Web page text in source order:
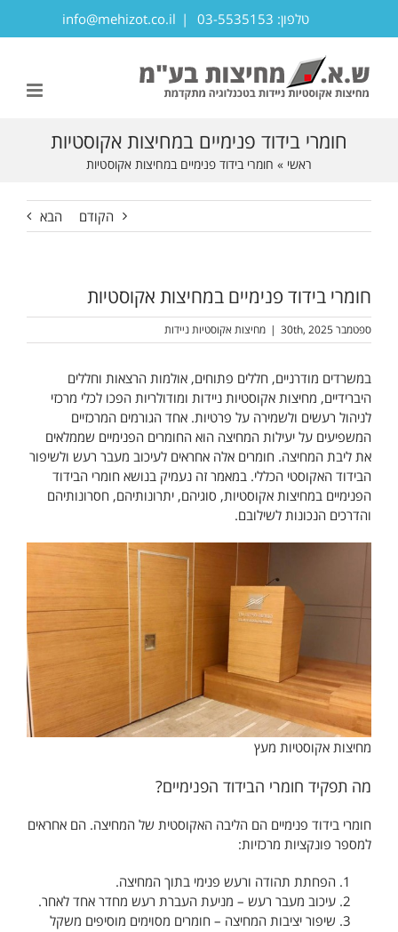
טלפון: 03-5535153 |
info@mehizot.co.il
חומרי בידוד פנימיים במחיצות אקוסטיות
ראשי » חומרי בידוד פנימיים במחיצות אקוסטיות
הקודם הבא
חומרי בידוד פנימיים במחיצות אקוסטיות
ספטמבר 30th, 2025 | מחיצות אקוסטיות ניידות
במשרדים מודרניים, חללים פתוחים, אולמות הרצאות וחללים
היברידיים, מחיצות אקוסטיות ניידות ומודולריות הפכו לכלי מרכזי
לניהול רעשים ולשמירה על פרטיות. אחד הגורמים המרכזיים
המשפיעים על יעילות המחיצה הוא החומרים הפנימיים שממלאים
את ליבת המחיצה. חומרים אלה אחראים לעיכוב מעבר רעש ולשיפור
הבידוד האקוסטי הכללי. במאמר זה נעמיק בנושא חומרי הבידוד
הפנימיים במחיצות אקוסטיות, סוגיהם, יתרונותיהם, חסרונותיהם
והדרכים הנכונות לשילובם.
מחיצות אקוסטיות מעץ
מה תפקיד חומרי הבידוד הפנימיים?
חומרי בידוד פנימיים הם הליבה האקוסטית של המחיצה. הם אחראים
למספר פונקציות מרכזיות:
הפחתת תהודה ורעש פנימי בתוך המחיצה.
עיכוב מעבר רעש – מניעת העברת רעש מחדר אחד לאחר.
שיפור יציבות המחיצה – חומרים מסוימים מוסיפים משקל
פתח סרגל נגישות